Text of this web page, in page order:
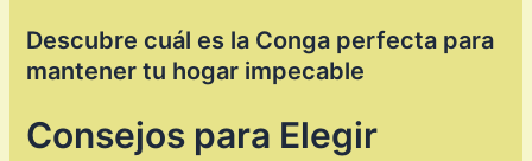
Descubre cuál es la Conga perfecta para
mantener tu hogar impecable
Consejos para Elegir